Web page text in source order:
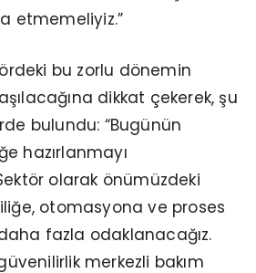
etmemeliyiz.”
bu zorlu dönemin
dikkat çekerek, şu
bulundu: “Bugünün
hazırlanmayı
olarak önümüzdeki
otomasyona ve proses
fazla odaklanacağız.
merkezli bakım